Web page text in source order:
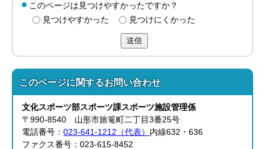
このページは見つけやすかったですか？
見つけやすかった
見つけにくかった
送信
このページに関するお問い合わせ
文化スポーツ部スポーツ課スポーツ施設管理係
〒990-8540 山形市旅篭町二丁目3番25号
電話番号：023-641-1212（代表） 内線632・636
ファクス番号：023-615-8452